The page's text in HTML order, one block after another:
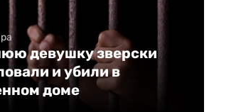
девушку зверски
и убили в
доме